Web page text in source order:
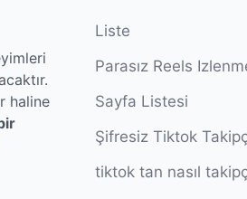
haline
Liste
Parasız Reels
Sayfa Listesi
Şifresiz Tiktok
tiktok tan nasıl